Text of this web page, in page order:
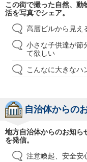
この街で撮った自然、動
活を写真でシェア。
高層ビルから見え
小さな子供達が節
て欲しい
こんなに大きなハ
自治体からの
地方自治体からのお知ら
を発信。
注意喚起、安全安